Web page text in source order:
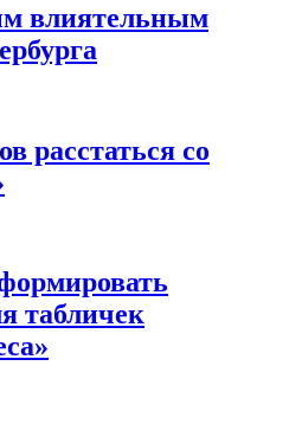
влиятельным
расстаться со
табличек